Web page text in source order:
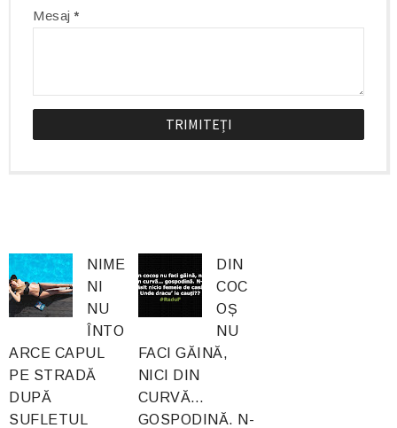
Mesaj*
NIME
NI
NU
ÎNTO
ARCE CAPUL
PE STRADĂ
DUPĂ
SUFLETUL
DIN
COC
OȘ
NU
FACI GĂINĂ,
NICI DIN
CURVĂ…
GOSPODINĂ. N-